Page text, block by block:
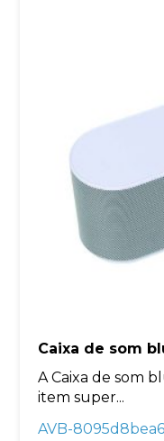
Caixa de som
A Caixa de som
item super...
AVB-